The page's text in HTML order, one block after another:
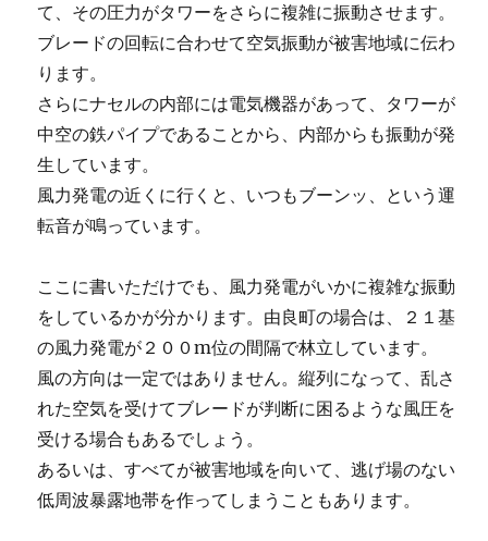
て、その圧力がタワーをさらに複雑に振動させます。
ブレードの回転に合わせて空気振動が被害地域に伝わ
ります。
さらにナセルの内部には電気機器があって、タワーが
中空の鉄パイプであることから、内部からも振動が発
生しています。
風力発電の近くに行くと、いつもブーンッ、という運
転音が鳴っています。
ここに書いただけでも、風力発電がいかに複雑な振動
をしているかが分かります。由良町の場合は、２１基
の風力発電が２００m位の間隔で林立しています。
風の方向は一定ではありません。縦列になって、乱さ
れた空気を受けてブレードが判断に困るような風圧を
受ける場合もあるでしょう。
あるいは、すべてが被害地域を向いて、逃げ場のない
低周波暴露地帯を作ってしまうこともあります。